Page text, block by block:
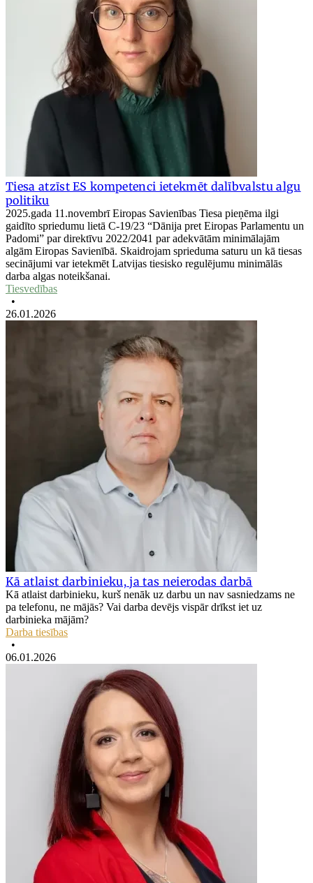
Tiesa atzīst ES kompetenci ietekmēt dalībvalstu algu
politiku
2025.gada 11.novembrī Eiropas Savienības Tiesa pieņēma ilgi
gaidīto spriedumu lietā C-19/23 “Dānija pret Eiropas Parlamentu un
Padomi” par direktīvu 2022/2041 par adekvātām minimālajām
algām Eiropas Savienībā. Skaidrojam sprieduma saturu un kā tiesas
secinājumi var ietekmēt Latvijas tiesisko regulējumu minimālās
darba algas noteikšanai.
Tiesvedības
•
26.01.2026
Kā atlaist darbinieku, ja tas neierodas darbā
Kā atlaist darbinieku, kurš nenāk uz darbu un nav sasniedzams ne
pa telefonu, ne mājās? Vai darba devējs vispār drīkst iet uz
darbinieka mājām?
Darba tiesības
•
06.01.2026